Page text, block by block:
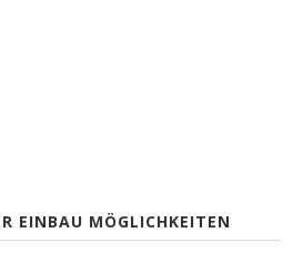
EINBAU MÖGLICHKEITEN